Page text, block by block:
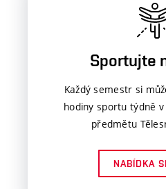
Sportujte
Každý semestr si
hodiny sportu týdně
předmětu
NABÍDKA